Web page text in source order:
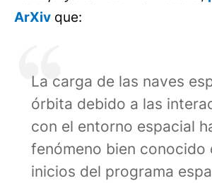
ArXiv que:
La carga de las naves
órbita debido a las
con el entorno espacial
fenómeno bien conocido
inicios del programa